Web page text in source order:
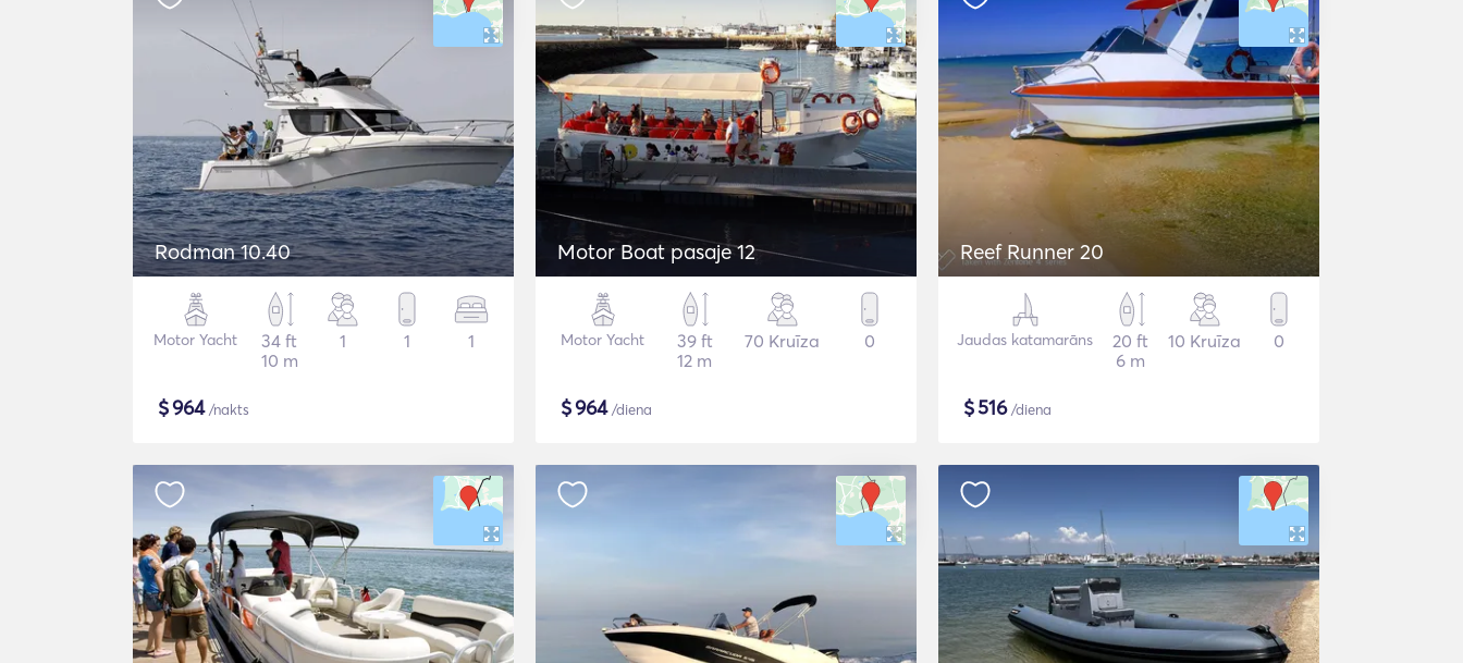
Rodman 10.40
Motor Yacht
34 ft
10 m
1 1 1
$964/nakts
Motor Boat pasaje 12
Motor Yacht
39 ft
12 m
70 Kruīza 0
$964/diena
Reef Runner 20
Jaudas katamarāns
20 ft
6 m
10 Kruīza 0
$516/diena